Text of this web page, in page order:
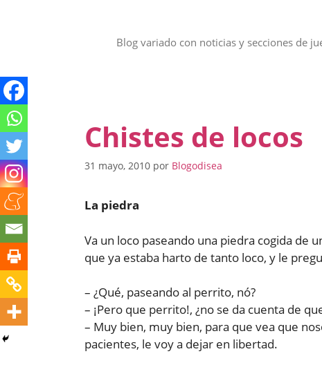
Blog variado con noticias y secciones de
Chistes de locos
31 mayo, 2010 por Blogodisea
La piedra
Va un loco paseando una piedra cogida de
que ya estaba harto de tanto loco, y le
– ¿Qué, paseando al perrito, nó?
– ¡Pero que perrito!, ¿no se da cuenta de
– Muy bien, muy bien, para que vea que
pacientes, le voy a dejar en libertad.